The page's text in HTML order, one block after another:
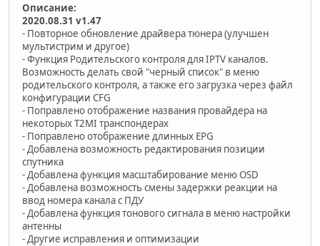
Описание:
2020.08.31 v1.47
- Повторное обновление драйвера тюнера (улучшен
мультистрим и другое)
- Функция Родительского контроля для IPTV каналов.
Возможность делать свой "черный список" в меню
родительского контроля, а также его загрузка через файл
конфигурации CFG
- Поправлено отображение названия провайдера на
некоторых T2MI транспондерах
- Поправлено отображение длинных EPG
- Добавлена возможность редактирования позиции
спутника
- Добавлена функция масштабирование меню OSD
- Добавлена возможность смены задержки реакции на
ввод номера канала с ПДУ
- Добавлена функция тонового сигнала в меню настройки
антенны
- Другие исправления и оптимизации